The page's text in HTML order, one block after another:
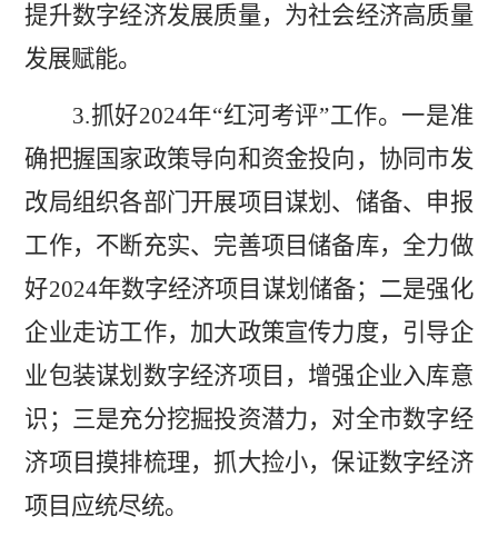
提升数字经济发展质量，为社会经济高质量
发展赋能。
3.抓好2024年“红河考评”工作。一是准
确把握国家政策导向和资金投向，协同市发
改局组织各部门开展项目谋划、储备、申报
工作，不断充实、完善项目储备库，全力做
好2024年数字经济项目谋划储备；二是强化
企业走访工作，加大政策宣传力度，引导企
业包装谋划数字经济项目，增强企业入库意
识；三是充分挖掘投资潜力，对全市数字经
济项目摸排梳理，抓大捡小，保证数字经济
项目应统尽统。